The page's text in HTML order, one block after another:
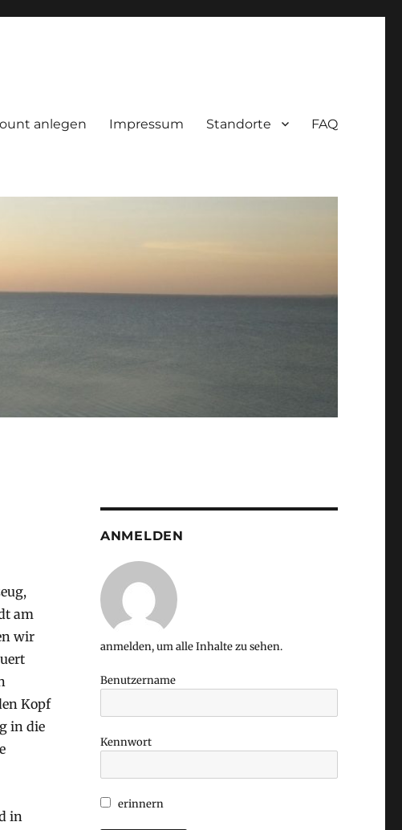
anlegen Impressum Standorte FAQ
am
wir
Kopf
in die
in
ANMELDEN
anmelden, um alle Inhalte zu sehen.
Benutzername
Kennwort
erinnern